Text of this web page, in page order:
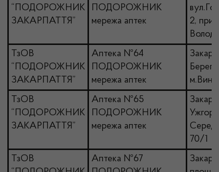
“ПОДОРОЖНИК
ЗАКАРПАТТЯ”
ПОДОРОЖНИК
мережа аптек
2,
ТзОВ
“ПОДОРОЖНИК
ЗАКАРПАТТЯ”
Аптека №64
ПОДОРОЖНИК
мережа аптек
ТзОВ
“ПОДОРОЖНИК
ЗАКАРПАТТЯ”
Аптека №65
ПОДОРОЖНИК
мережа аптек
70/1
ТзОВ
Аптека №67